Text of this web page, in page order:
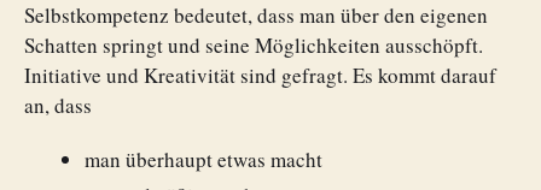
Selbstkompetenz bedeutet, dass man über den eigenen
Schatten springt und seine Möglichkeiten ausschöpft.
Initiative und Kreativität sind gefragt. Es kommt darauf
an, dass
man überhaupt etwas macht